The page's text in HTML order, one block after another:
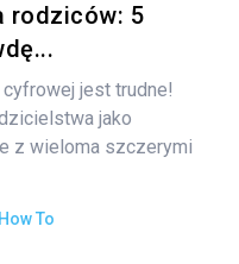
rodziców: 5
jest trudne!
jako
z wieloma szczerymi
How To